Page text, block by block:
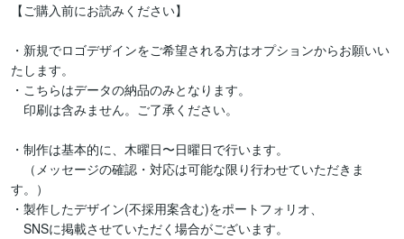
【ご購入前にお読みください】
・新規でロゴデザインをご希望される方はオプションからお願いい
たします。
・こちらはデータの納品のみとなります。
印刷は含みません。ご了承ください。
・制作は基本的に、木曜日〜日曜日で行います。
（メッセージの確認・対応は可能な限り行わせていただきま
す。）
・製作したデザイン(不採用案含む)をポートフォリオ、
SNSに掲載させていただく場合がございます。